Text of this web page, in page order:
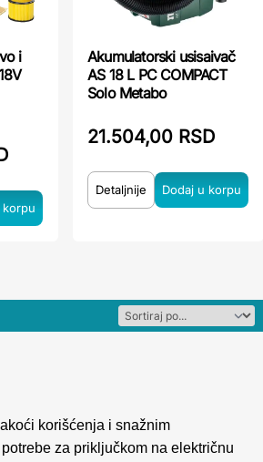
i
Akumulatorski usisaivač
AS 18 L PC COMPACT
Solo Metabo
21.504,00 RSD
Detaljnije
korišćenja i snažnim
za priključkom na električnu